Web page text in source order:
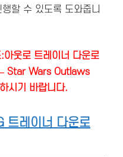
할 수 있도록 도와줍니
아웃로 트레이너 다운로
Star Wars Outlaws
시기 바랍니다.
트레이너 다운로